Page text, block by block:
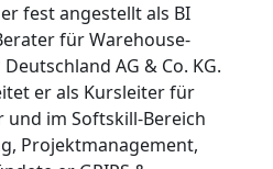
fest angestellt als BI
für Warehouse-
AG & Co. KG.
er als Kursleiter für
im Softskill-Bereich
Projektmanagement,